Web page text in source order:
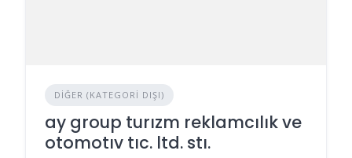
DIĞER (KATEGORI DIŞI)
ay group turızm reklamcılık ve
otomotıv tıc. ltd. stı.